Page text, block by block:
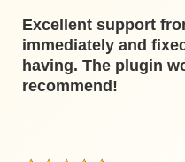
Excellent support
immediately and
having. The plugin
recommend!